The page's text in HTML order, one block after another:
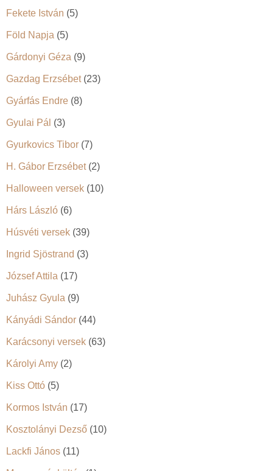
Fekete István (5)
Föld Napja (5)
Gárdonyi Géza (9)
Gazdag Erzsébet(23)
Gyárfás Endre (8)
Gyulai Pál (3)
Gyurkovics Tibor (7)
H. Gábor Erzsébet(2)
Halloween versek (10)
Hárs László (6)
Húsvéti versek (39)
Ingrid Sjöstrand (3)
József Attila (17)
Juhász Gyula (9)
Kányádi Sándor (44)
Karácsonyi versek (63)
Károlyi Amy (2)
Kiss Ottó (5)
Kormos István (17)
Kosztolányi Dezső (10)
Lackfi János (11)